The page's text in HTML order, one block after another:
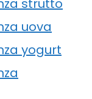
strutto
uova
yogurt